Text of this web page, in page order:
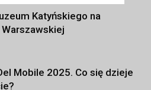
Katyńskiego na
Mobile 2025. Co się dzieje